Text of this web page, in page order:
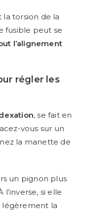
torsion de la
fusible peut se
l’alignement
régler les
, se fait en
vous sur un
la manette de
un pignon plus
l’inverse, si elle
légèrement la